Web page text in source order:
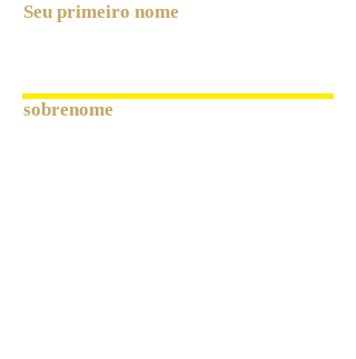
Seu primeiro nome
sobrenome